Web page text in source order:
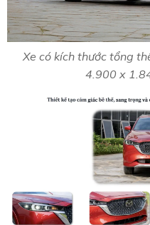
Xe có kích thước tổng
4.900 x